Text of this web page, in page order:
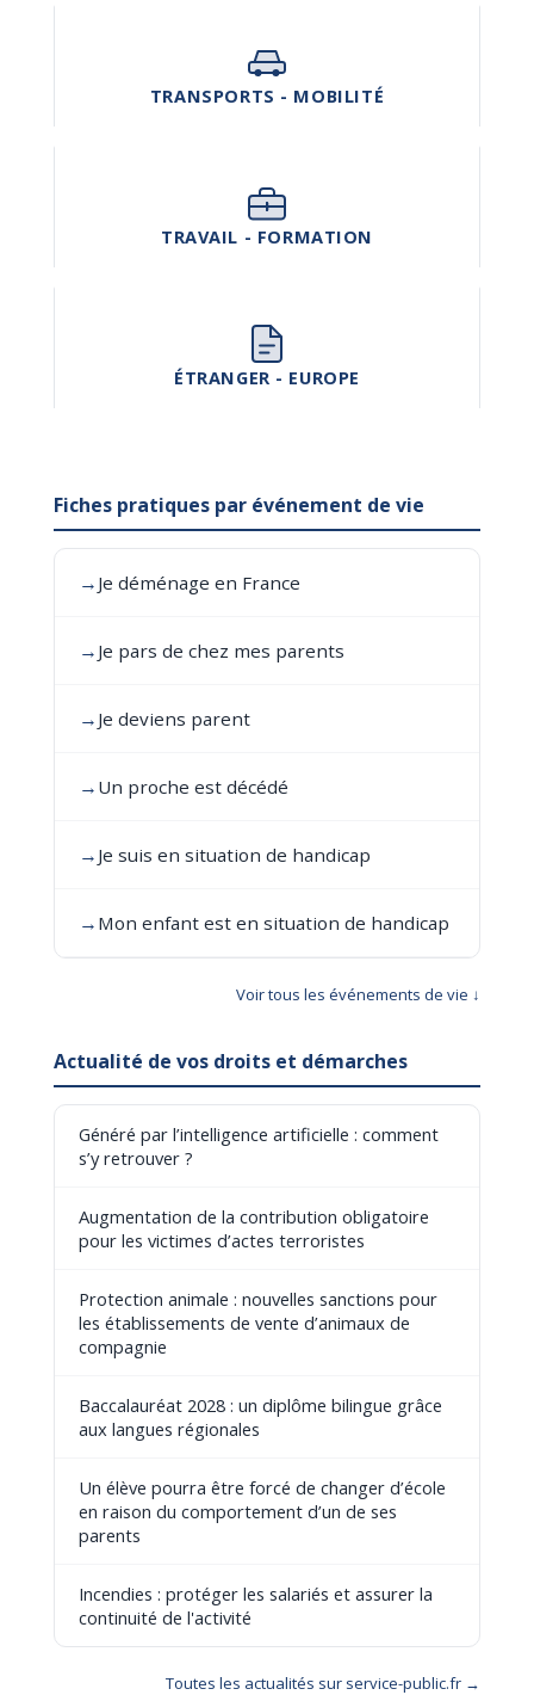
TRANSPORTS - MOBILITÉ
TRAVAIL - FORMATION
ÉTRANGER - EUROPE
Fiches pratiques par événement de vie
→ Je déménage en France
→ Je pars de chez mes parents
→ Je deviens parent
→ Un proche est décédé
→ Je suis en situation de handicap
→ Mon enfant est en situation de handicap
Voir tous les événements de vie ↓
Actualité de vos droits et démarches
Généré par l’intelligence artificielle : comment
s’y retrouver ?
Augmentation de la contribution obligatoire
pour les victimes d’actes terroristes
Protection animale : nouvelles sanctions pour
les établissements de vente d’animaux de
compagnie
Baccalauréat 2028 : un diplôme bilingue grâce
aux langues régionales
Un élève pourra être forcé de changer d’école
en raison du comportement d’un de ses
parents
Incendies : protéger les salariés et assurer la
continuité de l'activité
Toutes les actualités sur service-public.fr →